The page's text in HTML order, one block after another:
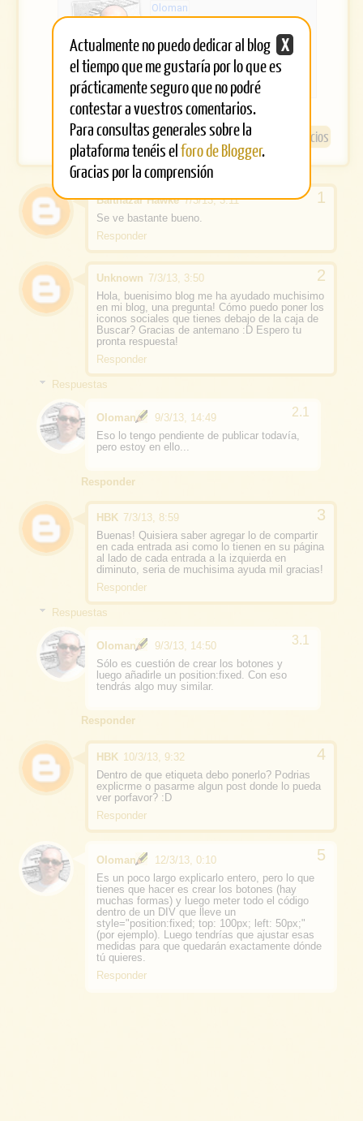
e
o
o
k
Oloman
que existo... y últimamente
alternando #Blogger y
http://musicaememorandum.
com
JavaScript Servicios
Balthazar Hawke 7/3/13, 3:11
Se ve bastante bueno.
Responder
Unknown 7/3/13, 3:50
Hola, buenisimo blog me ha ayudado muchisimo
en mi blog, una pregunta! Cómo puedo poner los
iconos sociales que tienes debajo de la caja de
Buscar? Gracias de antemano :D Espero tu
pronta respuesta!
Responder
Respuestas
Oloman
9/3/13, 14:49
Eso lo tengo pendiente de publicar todavía,
pero estoy en ello...
Responder
HBK 7/3/13, 8:59
Buenas! Quisiera saber agregar lo de compartir
en cada entrada asi como lo tienen en su página
al lado de cada entrada a la izquierda en
diminuto, seria de muchisima ayuda mil gracias!
Responder
Respuestas
Oloman
9/3/13, 14:50
Sólo es cuestión de crear los botones y
luego añadirle un position:fixed. Con eso
tendrás algo muy similar.
Responder
HBK 10/3/13, 9:32
Dentro de que etiqueta debo ponerlo? Podrias
explicrme o pasarme algun post donde lo pueda
ver porfavor? :D
Responder
Oloman
12/3/13, 0:10
Es un poco largo explicarlo entero, pero lo que
tienes que hacer es crear los botones (hay
muchas formas) y luego meter todo el código
dentro de un DIV que lleve un
style="position:fixed; top: 100px; left: 50px;"
(por ejemplo). Luego tendrías que ajustar esas
medidas para que quedarán exactamente dónde
tú quieres.
Responder
X
Actualmente no puedo dedicar al blog
el tiempo que me gustaría por lo que es
prácticamente seguro que no podré
contestar a vuestros comentarios.
Para consultas generales sobre la
plataforma tenéis elforo de Blogger.
Gracias por la comprensión